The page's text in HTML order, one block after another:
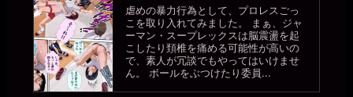
虐めの暴力行為として、プロレスごっ
こを取り入れてみました。 まぁ、ジャ
ーマン・スープレックスは脳震盪を起
こしたり頚椎を痛める可能性が高いの
で、素人が冗談でもやってはいけませ
ん。 ボールをぶつけたり委員...